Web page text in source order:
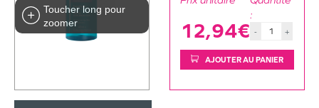
Toucher long pour
zoomer
12,94€
:
- +
AJOUTER AU PANIER